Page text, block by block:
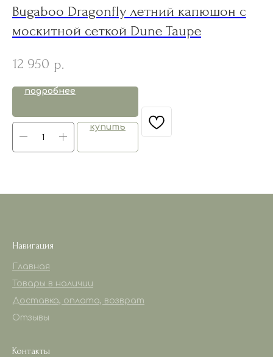
Bugaboo Dragonfly летний капюшон с
москитной сеткой Dune Taupe
12 950 р.
подробнее
купить
Навигация
Главная
Товары в наличии
Доставка, оплата, возврат
Отзывы
Контакты